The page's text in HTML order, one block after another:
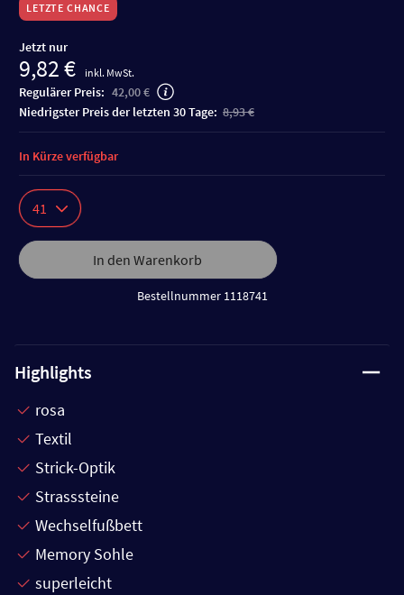
LETZTE CHANCE
Jetzt nur
9,82 € inkl. MwSt.
Regulärer Preis: 42,00 €
niedrigster Preis der letzten 30 Tage: 8,93 €
41
In den Warenkorb
Bestellnummer 1118741
In Kürze verfügbar
Highlights
rosa
Textil
Strick-Optik
Strasssteine
Wechselfußbett
Memory Sohle
superleicht